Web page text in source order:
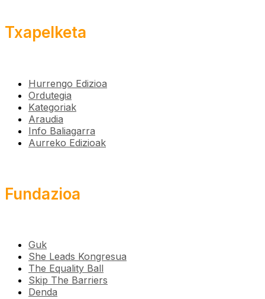
Txapelketa
Hurrengo Edizioa
Ordutegia
Kategoriak
Araudia
Info Baliagarra
Aurreko Edizioak
Fundazioa
Guk
She Leads Kongresua
The Equality Ball
Skip The Barriers
Denda